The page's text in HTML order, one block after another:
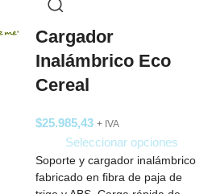
Cargador
Inalámbrico Eco
Cereal
$25.985,43 + IVA
Seleccionar opciones
Soporte y cargador inalámbrico
fabricado en fibra de paja de